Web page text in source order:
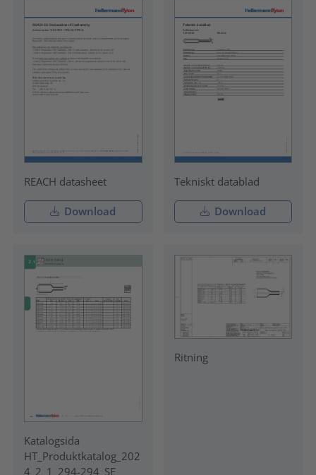
REACH datasheet
Download
Tekniskt datablad
Download
Katalogsida
HT_Produktkatalog_202
4_2_1_294-294_SE
Ritning